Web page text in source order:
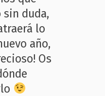
sin duda,
lo
año,
Os